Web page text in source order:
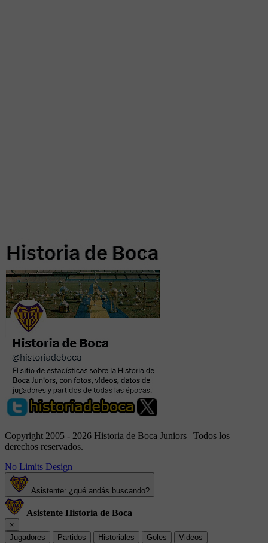
Copyright 2005 - 2026 Historia de Boca Juniors | Todos los
derechos reservados.
No Limits Design
Asistente: ¿qué andás buscando?
Asistente Historia de Boca
×
Jugadores
Partidos Historiales Goles
Videos